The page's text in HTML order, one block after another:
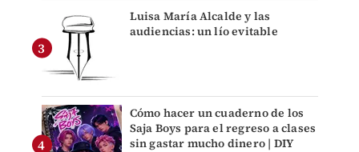
Luisa María Alcalde y las
audiencias: un lío evitable
Cómo hacer un cuaderno de los
Saja Boys para el regreso a clases
sin gastar mucho dinero | DIY